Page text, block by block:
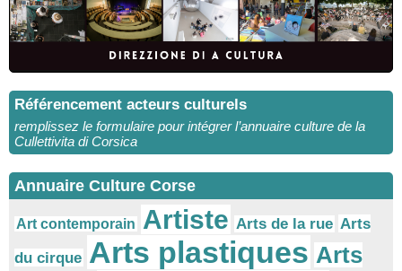
Référencement acteurs culturels
remplissez le formulaire pour intégrer l’annuaire culture de la
Cullettivita di Corsica
Annuaire Culture Corse
Art contemporain Artiste Arts de la rue Arts
du cirque Arts plastiques Arts